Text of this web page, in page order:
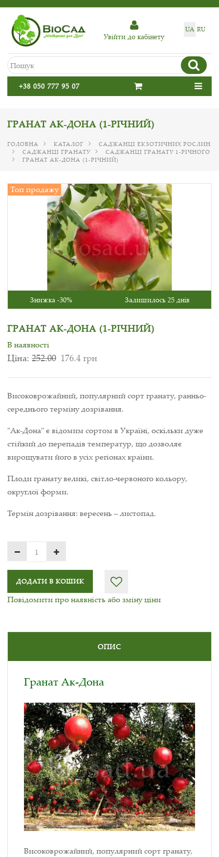
UA RU
Увiйти до кабiнету
+38 050 777 95 07
ГРАНАТ АК-ДОНА (1-РІЧНИЙ)
ГОЛОВНА КАТАЛОГ
САДЖАНЦІ ЕКЗОТИЧНИХ РОСЛИН
САДЖАНЦІ ГРАНАТУ
САДЖАНЦІ ГРАНАТУ 1-РІЧНОГО
ГРАНАТ АК-ДОНА (1-РІЧНИЙ)
Топ продажу
Знижка -30% Залишилось 25 днів
ГРАНАТ АК-ДОНА (1-РІЧНИЙ)
В наявності
Ціна: 252.00 176.4 грн
Високоврожайний, популярний сорт гранату, ранньо-
середнього терміну дозрівання.
"Ак-Дона" є відомим сортом в Україні, оскільки дуже
стійкий до перепадів температур, що дозволяє
вирощувати його в усіх регіонах країни.
Плоди гранату великі, світло-червоного кольору,
округлої форми.
Термін дозрівання: вересень – листопад.
ДОДАТИ В КОШИК
Повідомити про наявність або зміну ціни
ОПИС
Гранат Ак-Дона
Високоврожайний, популярний сорт гранату,